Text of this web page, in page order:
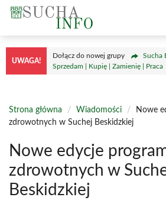
Przejdź
treści
UWAGA!
Dołącz do nowej grupy
Sucha
Sprzedam | Kupię | Zamienię | Praca
Strona główna / Wiadomości /
Nowe
zdrowotnych w Suchej Beskidzkiej
Nowe edycje
zdrowotnych w
Beskidzkiej